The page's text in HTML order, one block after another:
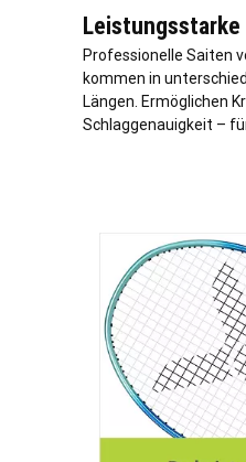
Professionelle Saiten
kommen in
Längen. Ermöglichen
Schlaggenauigkeit –